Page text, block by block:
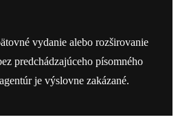
vydanie alebo rozširovanie
predchádzajúceho písomného
je výslovne zakázané.